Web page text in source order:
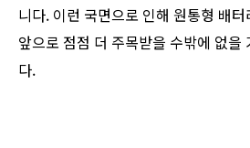
니다. 이런 국면으로 인해 원통형 배
앞으로 점점 더 주목받을 수밖에 없을
다.